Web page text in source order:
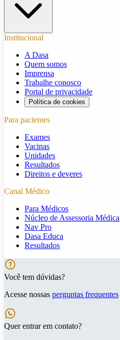
Institucional
A Dasa
Quem somos
Imprensa
Trabalhe conosco
Portal de privacidade
Política de cookies
Para pacientes
Exames
Vacinas
Unidades
Resultados
Direitos e deveres
Canal Médico
Para Médicos
Núcleo de Assessoria Médica
Nav Pro
Dasa Educa
Resultados
Você tem dúvidas?
Acesse nossas perguntas frequentes
Quer entrar em contato?